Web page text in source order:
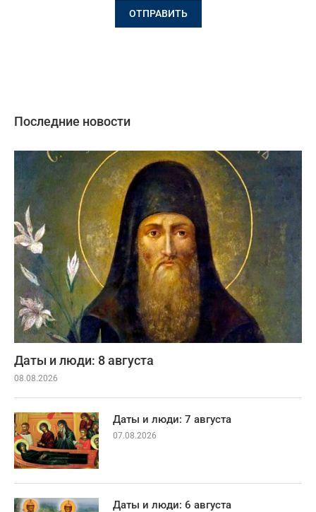
Последние новости
Даты и люди: 8 августа
08.08.2026
Даты и люди: 7 августа
07.08.2026
Даты и люди: 6 августа